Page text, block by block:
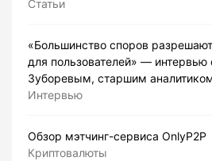
Статьи
«Большинство споров
для пользователей» — интервью
Зуборевым, старшим
Интервью
Обзор мэтчинг-сервиса OnlyP2P
Криптовалюты